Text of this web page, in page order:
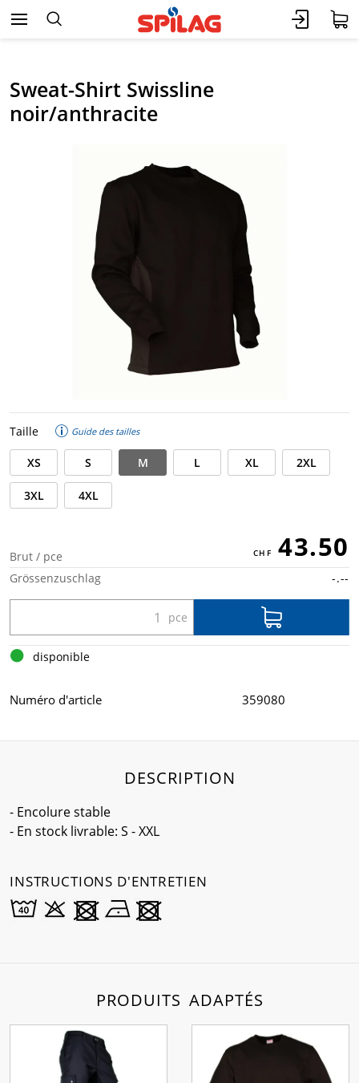
Sweat-Shirt Swissline
noir/anthracite
Taille Guide des tailles
XS S M L XL 2XL
3XL 4XL
Brut / pce 43.50
Grössenzuschlag -.--
disponible
Numéro d'article 359080
DESCRIPTION
- Encolure stable
- En stock livrable: S - XXL
INSTRUCTIONS D'ENTRETIEN
PRODUITS ADAPTÉS